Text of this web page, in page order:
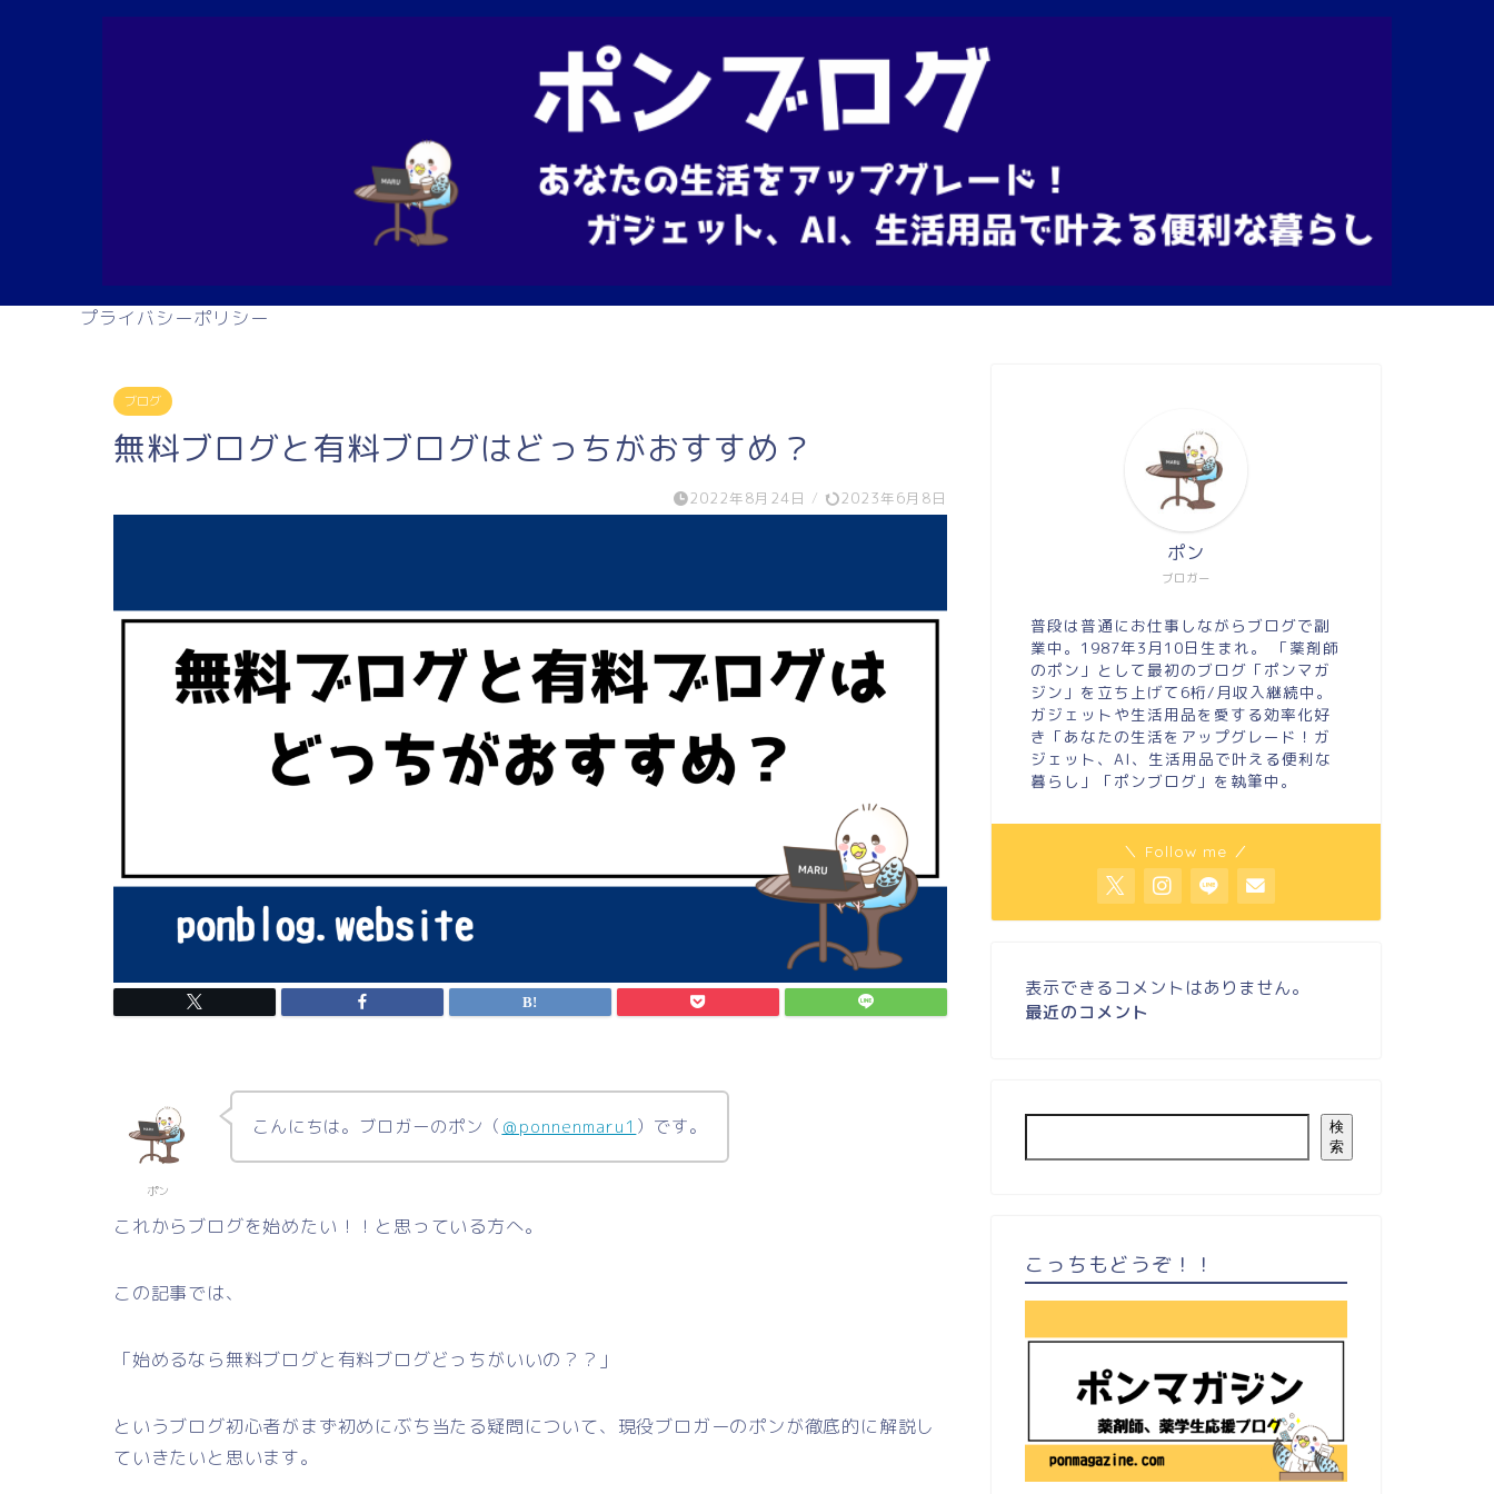
プライバシーポリシー
ブログ
無料ブログと有料ブログはどっちがおすすめ？
2022年8月24日 / 2023年6月8日
ポン
こんにちは。ブロガーのポン（ ＠ponnenmaru1 ）です。
これからブログを始めたい！！と思っている方へ。
この記事では、
「始めるなら無料ブログと有料ブログどっちがいいの？？」
というブログ初心者がまず初めにぶち当たる疑問について、現役ブロガーのポンが徹底的に解説し
ていきたいと思います。
ブロガー
ポン
普段は普通にお仕事しながらブログで副
業中。1987年3月10日生まれ。 「薬剤師
のポン」として最初のブログ「ポンマガ
ジン」を立ち上げて6桁/月収入継続中。
ガジェットや生活用品を愛する効率化好
き「あなたの生活をアップグレード！ガ
ジェット、AI、生活用品で叶える便利な
暮らし」「ポンブログ」を執筆中。
＼ Follow me ／
表示できるコメントはありません。
最近のコメント
検
索
こっちもどうぞ！！